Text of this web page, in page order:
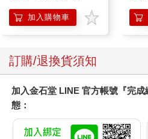
加入購物車
訂購/退換貨須知
加入金石堂 LINE 官方帳號『完
態：